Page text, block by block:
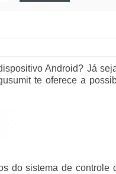
Android? Já
te oferece a
do sistema de controle